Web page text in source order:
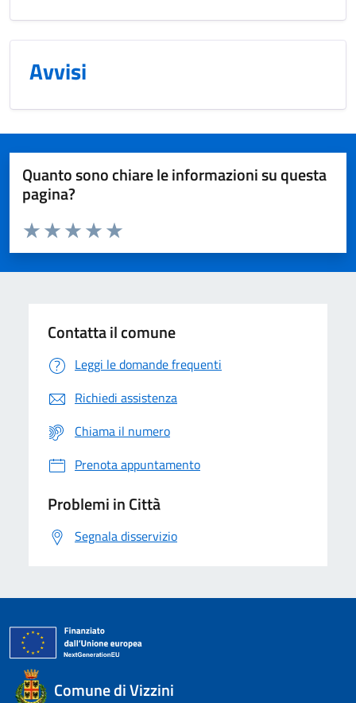
Avvisi
Quanto sono chiare le informazioni su questa
pagina?
Domanda
Valuta da 1 a 5 stelle la pagina
Valuta 5 stelle su 5
Valuta 4 stelle su 5
Valuta 3 stelle su 5
Valuta 2 stelle su 5
Valuta 1 stelle su 5
Contatta il comune
Leggi le domande frequenti
Richiedi assistenza
Chiama il numero
Prenota appuntamento
Problemi in Città
Segnala disservizio
Comune di Vizzini